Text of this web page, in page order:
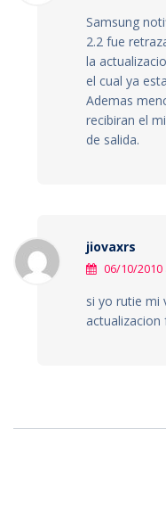
Samsung
2.2 fue
la
el cual ya
Ademas
recibiran el
de salida.
jiovaxrs
06/10/2010
si yo rutie mi
actualizacion